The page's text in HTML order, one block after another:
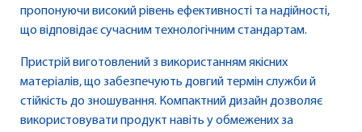
пропонуючи високий рівень ефективності та надійності,
що відповідає сучасним технологічним стандартам.
Пристрій виготовлений з використанням якісних
матеріалів, що забезпечують довгий термін служби й
стійкість до зношування. Компактний дизайн дозволяє
використовувати продукт навіть у обмежених за